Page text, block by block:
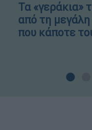
Τα «γεράκια»
από τη μεγάλη
που κάποτε